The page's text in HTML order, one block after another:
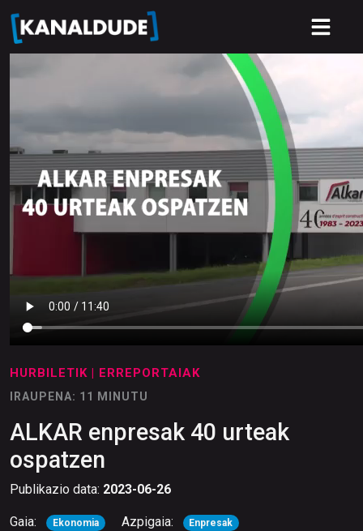
HURBILETIK | ERREPORTAIAK
IRAUPENA: 11 MINUTU
ALKAR enpresak 40 urteak
ospatzen
Publikazio data: 2023-06-26
Gaia: Ekonomia Azpigaia: Enpresak